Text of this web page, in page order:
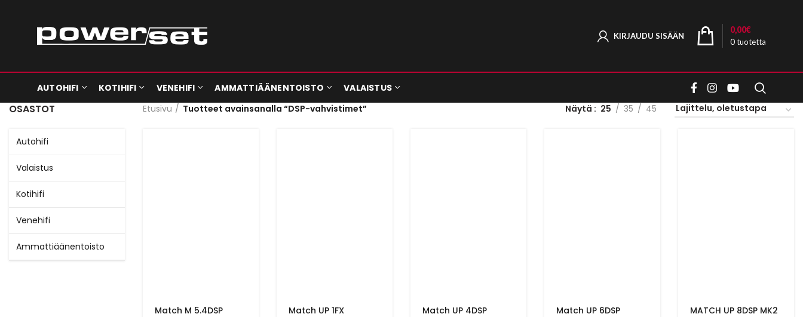
KIRJAUDU SISÄÄN
0tuotetta
0,00€
AUTOHIFI KOTIHIFI VENEHIFI AMMATTIÄÄNENTOISTO VALAISTUS
OSASTOT
Autohifi
Valaistus
Kotihifi
Venehifi
Ammattiäänentoisto
Etusivu Tuotteet avainsanalla “DSP-vahvistimet” Näytä 25 35 45
Match M 5.4DSP Match UP 1FX Match UP 4DSP Match UP 6DSP MATCH UP 8DSP MK2